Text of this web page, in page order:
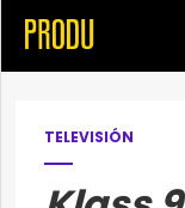
TELEVISIÓN